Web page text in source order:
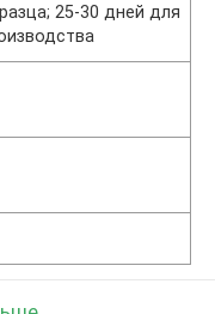
25-30 дней для